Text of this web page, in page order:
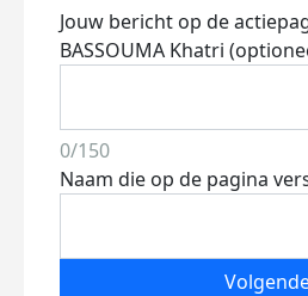
Jouw bericht op de
BASSOUMA Khatri
0/150
Naam die op de pagina